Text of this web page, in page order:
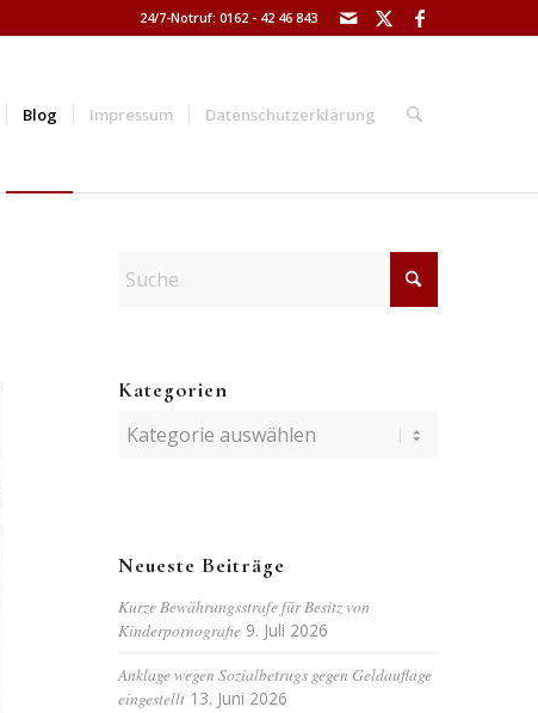
24/7-Notruf: 0162 - 42 46 843
Blog Impressum Datenschutzerklärung
Kategorien
Kategorien
Neueste Beiträge
Kurze Bewährungsstrafe für Besitz von
Kinderpornografie 9. Juli 2026
Anklage wegen Sozialbetrugs gegen Geldauflage
eingestellt 13. Juni 2026